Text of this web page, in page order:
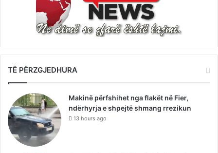
TË PËRZGJEDHURA
Makinë përfshihet nga flakët në Fier,
ndërhyrja e shpejtë shmang rrezikun
13 hours ago